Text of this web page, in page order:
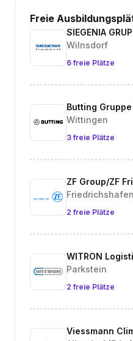
Freie
SIEGENIA
Wilnsdorf
6 freie Plätze
Butting Gruppe
Wittingen
3 freie Plätze
ZF Group/ZF
Friedrichshafen
2 freie Plätze
WITRON
Parkstein
2 freie Plätze
Viessmann